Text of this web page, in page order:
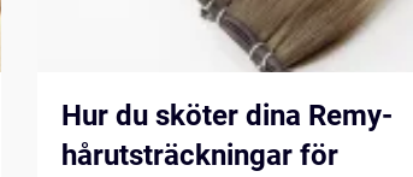
Hur du sköter dina Remy-
hårutsträckningar för